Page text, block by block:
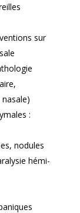
sur
:
nodules
hémi-